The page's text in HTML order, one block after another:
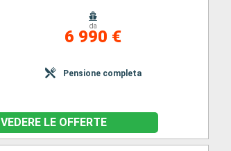
da
6 990 €
Pensione completa
VEDERE LE OFFERTE